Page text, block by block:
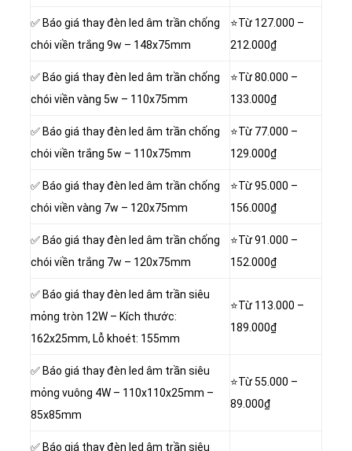
✅ Báo giá thay đèn led âm trần chống
chói viền trắng 9w – 148x75mm
⭐Từ 127.000 –
212.000₫
✅ Báo giá thay đèn led âm trần chống
chói viền vàng 5w – 110x75mm
⭐Từ 80.000 –
133.000₫
✅ Báo giá thay đèn led âm trần chống
chói viền trắng 5w – 110x75mm
⭐Từ 77.000 –
129.000₫
✅ Báo giá thay đèn led âm trần chống
chói viền vàng 7w – 120x75mm
⭐Từ 95.000 –
156.000₫
✅ Báo giá thay đèn led âm trần chống
chói viền trắng 7w – 120x75mm
⭐Từ 91.000 –
152.000₫
✅ Báo giá thay đèn led âm trần siêu
mỏng tròn 12W – Kích thước:
162x25mm, Lỗ khoét: 155mm
⭐Từ 113.000 –
189.000₫
✅ Báo giá thay đèn led âm trần siêu
mỏng vuông 4W – 110x110x25mm –
85x85mm
⭐Từ 55.000 –
89.000₫
✅ Báo giá thay đèn led âm trần siêu